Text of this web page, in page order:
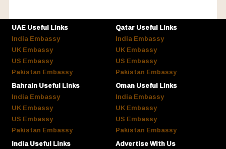
UAE Useful Links
India Embassy
UK Embassy
US Embassy
Pakistan Embassy
Qatar Useful Links
India Embassy
UK Embassy
US Embassy
Pakistan Embassy
Bahrain Useful Links
India Embassy
UK Embassy
US Embassy
Pakistan Embassy
Oman Useful Links
India Embassy
UK Embassy
US Embassy
Pakistan Embassy
India Useful Links
Advertise With Us